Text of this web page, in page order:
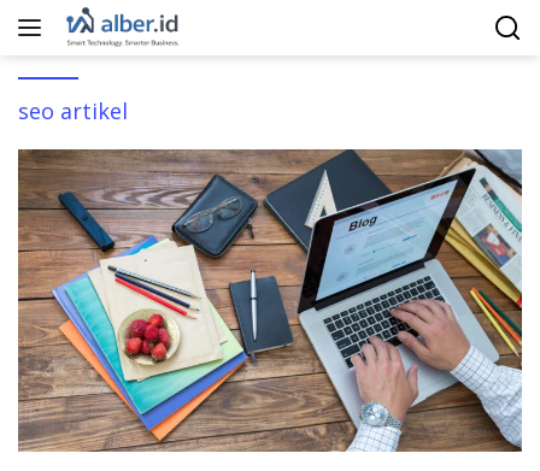
Langsung
seo artikel